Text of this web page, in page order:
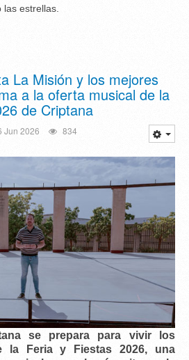
estrellas.
La Misión y los mejores
a la oferta musical de la
de Criptana
Jun 2026 834
se prepara para vivir los
la Feria y Fiestas 2026, una